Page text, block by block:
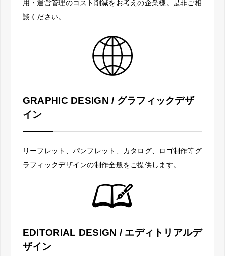
用・運営管理のコスト削減をお考えの企業様。是非ご相
談ください。
GRAPHIC DESIGN / グラフィックデザ
イン
リーフレット、パンフレット、カタログ、ロゴ制作等グ
ラフィックデザインの制作全般をご提供します。
EDITORIAL DESIGN / エディトリアルデ
ザイン